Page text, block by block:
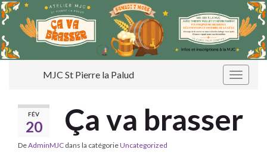
Toggle
MJC St Pierre la Palud
FÉV
20 Ça va brasser
DeAdminMJC dans la catégorieUncategorized